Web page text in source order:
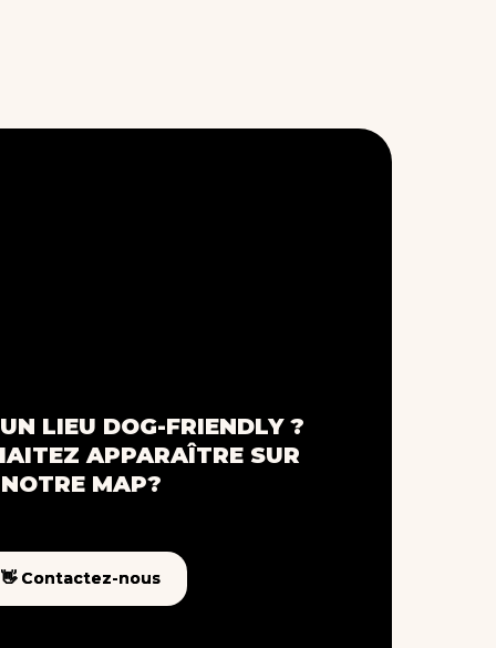
LIEU DOG-FRIENDLY ?
APPARAÎTRE SUR
NOTRE MAP?
👋 Contactez-nous
👋 Contactez-nous